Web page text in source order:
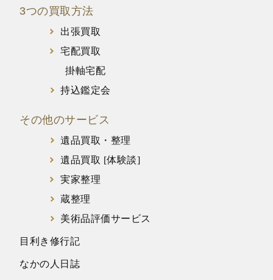
3つの買取方法
出張買取
宅配買取
掛軸宅配
持込鑑定会
その他のサービス
遺品買取・整理
遺品買取 [体験談]
実家整理
蔵整理
美術品評価サービス
目利き修行記
なかの人日誌